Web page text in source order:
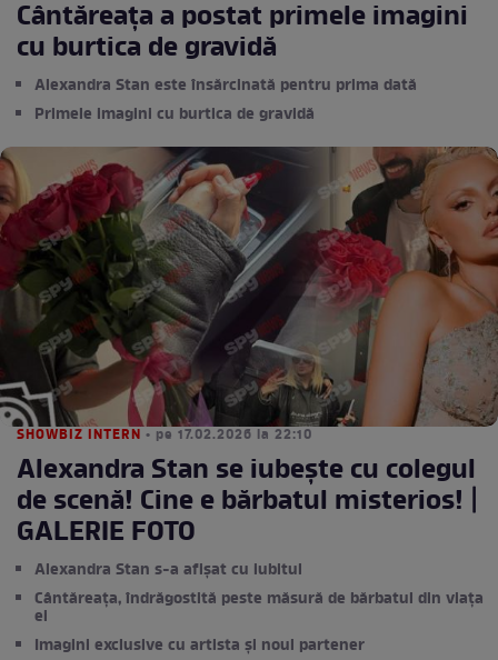
Cântăreața a postat primele imagini
cu burtica de gravidă
Alexandra Stan este însărcinată pentru prima dată
Primele imagini cu burtica de gravidă
SHOWBIZ INTERN • pe 17.02.2026 la 22:10
Alexandra Stan se iubește cu colegul
de scenă! Cine e bărbatul misterios! |
GALERIE FOTO
Alexandra Stan s-a afișat cu iubitul
Cântăreața, îndrăgostită peste măsură de bărbatul din viața
ei
Imagini exclusive cu artista și noul partener